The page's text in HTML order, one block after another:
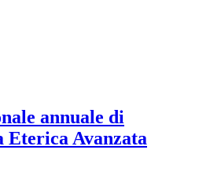
annuale di
Avanzata